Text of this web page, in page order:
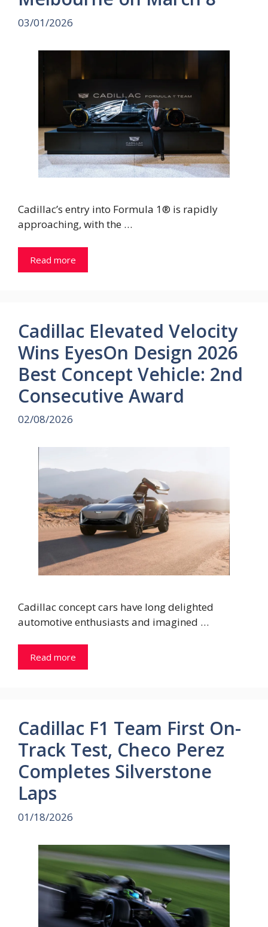
03/01/2026
Cadillac’s entry into Formula 1® is rapidly
approaching, with the …
Read more
Cadillac Elevated Velocity
Wins EyesOn Design 2026
Best Concept Vehicle: 2nd
Consecutive Award
02/08/2026
Cadillac concept cars have long delighted
automotive enthusiasts and imagined …
Read more
Cadillac F1 Team First On-
Track Test, Checo Perez
Completes Silverstone
Laps
01/18/2026